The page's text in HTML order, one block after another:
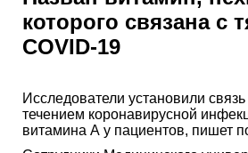
которого связана с
COVID-19
Исследователи установили
течением коронавирусной
витамина А у пациентов, пишет